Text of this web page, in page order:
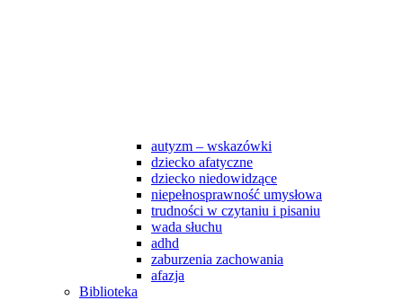
autyzm – wskazówki
dziecko afatyczne
dziecko niedowidzące
niepełnosprawność umysłowa
trudności w czytaniu i pisaniu
wada słuchu
adhd
zaburzenia zachowania
afazja
Biblioteka